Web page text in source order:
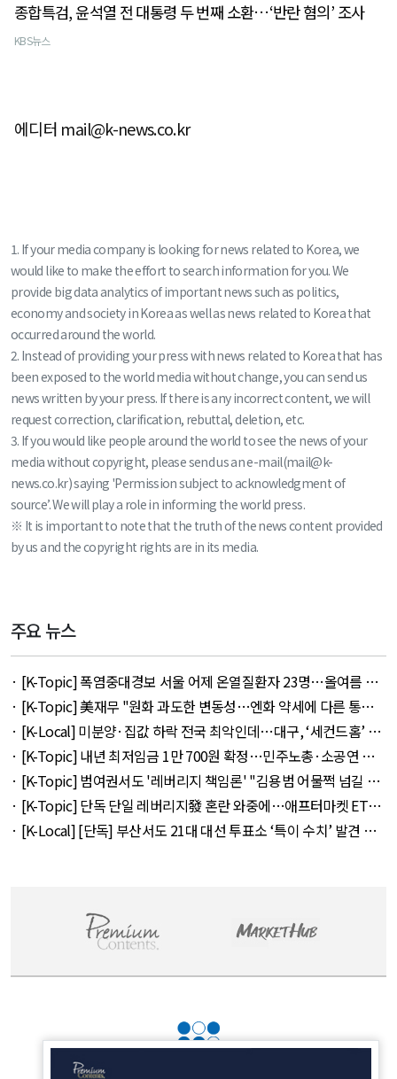
종합특검, 윤석열 전 대통령 두 번째 소환…‘반란 혐의’ 조사
KBS뉴스
에디터 mail@k-news.co.kr
1. If your media company is looking for news related to Korea, we
would like to make the effort to search information for you. We
provide big data analytics of important news such as politics,
economy and society in Korea as well as news related to Korea that
occurred around the world.
2. Instead of providing your press with news related to Korea that has
been exposed to the world media without change, you can send us
news written by your press. If there is any incorrect content, we will
request correction, clarification, rebuttal, deletion, etc.
3. If you would like people around the world to see the news of your
media without copyright, please send us an e-mail(mail@k-
news.co.kr) saying 'Permission subject to acknowledgment of
source’. We will play a role in informing the world press.
※ It is important to note that the truth of the news content provided
by us and the copyright rights are in its media.
주요 뉴스
· [K-Topic] 폭염중대경보 서울 어제 온열질환자 23명…올여름 최
다 외 33건 - August 5, 2026
· [K-Topic] 美재무 "원화 과도한 변동성…엔화 약세에 다른 통화
뒤따를 것" 외 50건 - August 5, 2026
· [K-Local] 미분양·집값 하락 전국 최악인데…대구, ‘세컨드홈’ 특
례서 빠졌다 외 11건 - August 5, 2026
· [K-Topic] 내년 최저임금 1만 700원 확정…민주노총·소공연 이
의 불수용 외 44건 - August 5, 2026
· [K-Topic] 범여권서도 '레버리지 책임론' "김용범 어물쩍 넘길 수
없어" 외 50건 - August 5, 2026
· [K-Topic] 단독 단일 레버리지發 혼란 와중에…애프터마켓 ETF
거래 강행 외 71건 - August 6, 2026
· [K-Local] [단독] 부산서도 21대 대선 투표소 ‘특이 수치’ 발견 외